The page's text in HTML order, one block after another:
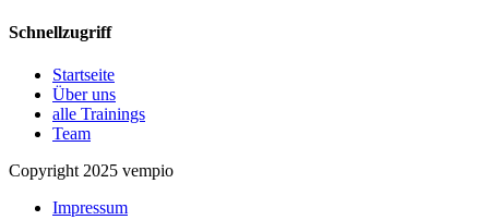
Schnellzugriff
Startseite
Über uns
alle Trainings
Team
Copyright 2025 vempio
Impressum